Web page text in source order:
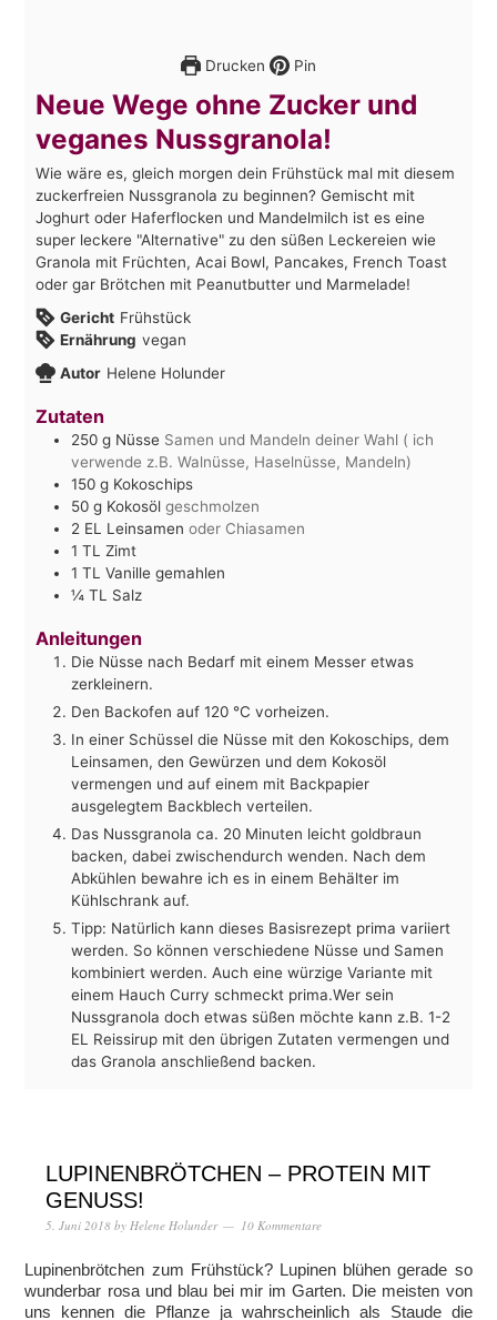
Drucken Pin
Neue Wege ohne Zucker und
veganes Nussgranola!
Wie wäre es, gleich morgen dein Frühstück mal mit diesem
zuckerfreien Nussgranola zu beginnen? Gemischt mit
Joghurt oder Haferflocken und Mandelmilch ist es eine
super leckere "Alternative" zu den süßen Leckereien wie
Granola mit Früchten, Acai Bowl, Pancakes, French Toast
oder gar Brötchen mit Peanutbutter und Marmelade!
Gericht Frühstück
Ernährung vegan
Autor Helene Holunder
Zutaten
250 g Nüsse Samen und Mandeln deiner Wahl ( ich
verwende z.B. Walnüsse, Haselnüsse, Mandeln)
150 g Kokoschips
50 g Kokosöl geschmolzen
2 EL Leinsamen oder Chiasamen
1 TL Zimt
1 TL Vanille gemahlen
¼ TL Salz
Anleitungen
Die Nüsse nach Bedarf mit einem Messer etwas
zerkleinern.
Den Backofen auf 120 °C vorheizen.
In einer Schüssel die Nüsse mit den Kokoschips, dem
Leinsamen, den Gewürzen und dem Kokosöl
vermengen und auf einem mit Backpapier
ausgelegtem Backblech verteilen.
Das Nussgranola ca. 20 Minuten leicht goldbraun
backen, dabei zwischendurch wenden. Nach dem
Abkühlen bewahre ich es in einem Behälter im
Kühlschrank auf.
Tipp: Natürlich kann dieses Basisrezept prima variiert
werden. So können verschiedene Nüsse und Samen
kombiniert werden. Auch eine würzige Variante mit
einem Hauch Curry schmeckt prima.Wer sein
Nussgranola doch etwas süßen möchte kann z.B. 1-2
EL Reissirup mit den übrigen Zutaten vermengen und
das Granola anschließend backen.
LUPINENBRÖTCHEN – PROTEIN MIT
GENUSS!
5. Juni 2018by Helene Holunder 10 Kommentare
Lupinenbrötchen zum Frühstück? Lupinen blühen gerade so
wunderbar rosa und blau bei mir im Garten. Die meisten von
uns kennen die Pflanze ja wahrscheinlich als Staude die